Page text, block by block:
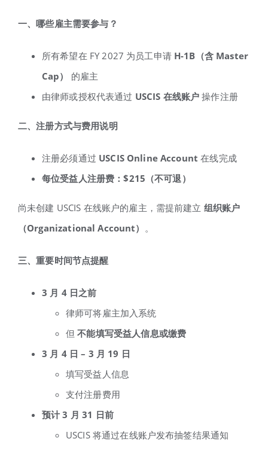
一、哪些雇主需要参与？
所有希望在 FY 2027 为员工申请 H-1B （含 Master
Cap）
的雇主
由律师或授权代表通过 USCIS 在线账户 操作注册
二、注册方式与费用说明
注册必须通过 USCIS Online Account 在线完成
每位受益人注册费：$215 （不可退）
尚未创建 USCIS 在线账户的雇主，需提前建立 组织账户
（Organizational Account） 。
三、重要时间节点提醒
3 月 4 日之前
律师可将雇主加入系统
但不能填写受益人信息或缴费
3 月 4 日 – 3 月 19 日
填写受益人信息
支付注册费用
预计 3 月 31 日前
USCIS 将通过在线账户发布抽签结果通知